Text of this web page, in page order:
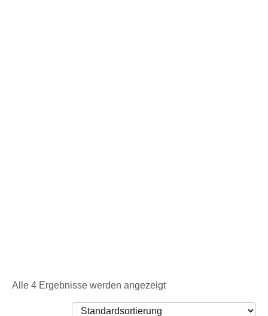
Alle 4 Ergebnisse werden angezeigt